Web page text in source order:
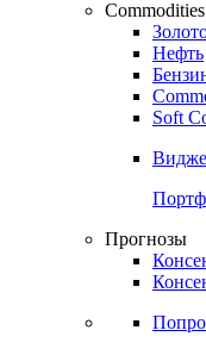
Commodities
Нефть
Soft
Прогнозы